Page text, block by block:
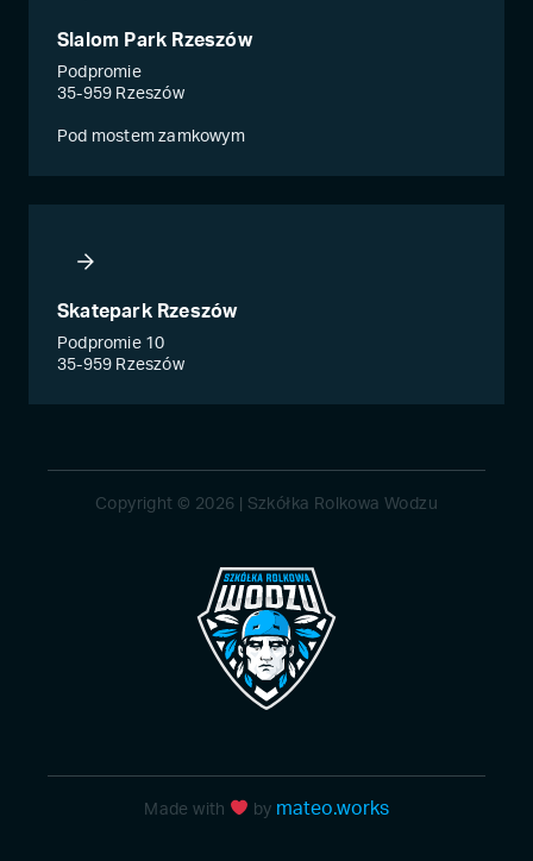
Slalom Park Rzeszów
Podpromie
35-959 Rzeszów
Pod mostem zamkowym
Skatepark Rzeszów
Podpromie 10
35-959 Rzeszów
Copyright © 2026 | Szkółka Rolkowa Wodzu
Made with by mateo.works